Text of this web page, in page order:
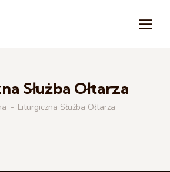
Służba Ołtarza
Liturgiczna Służba Ołtarza